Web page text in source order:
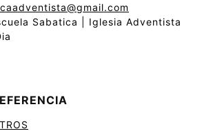
Sabatica | Iglesia Adventista